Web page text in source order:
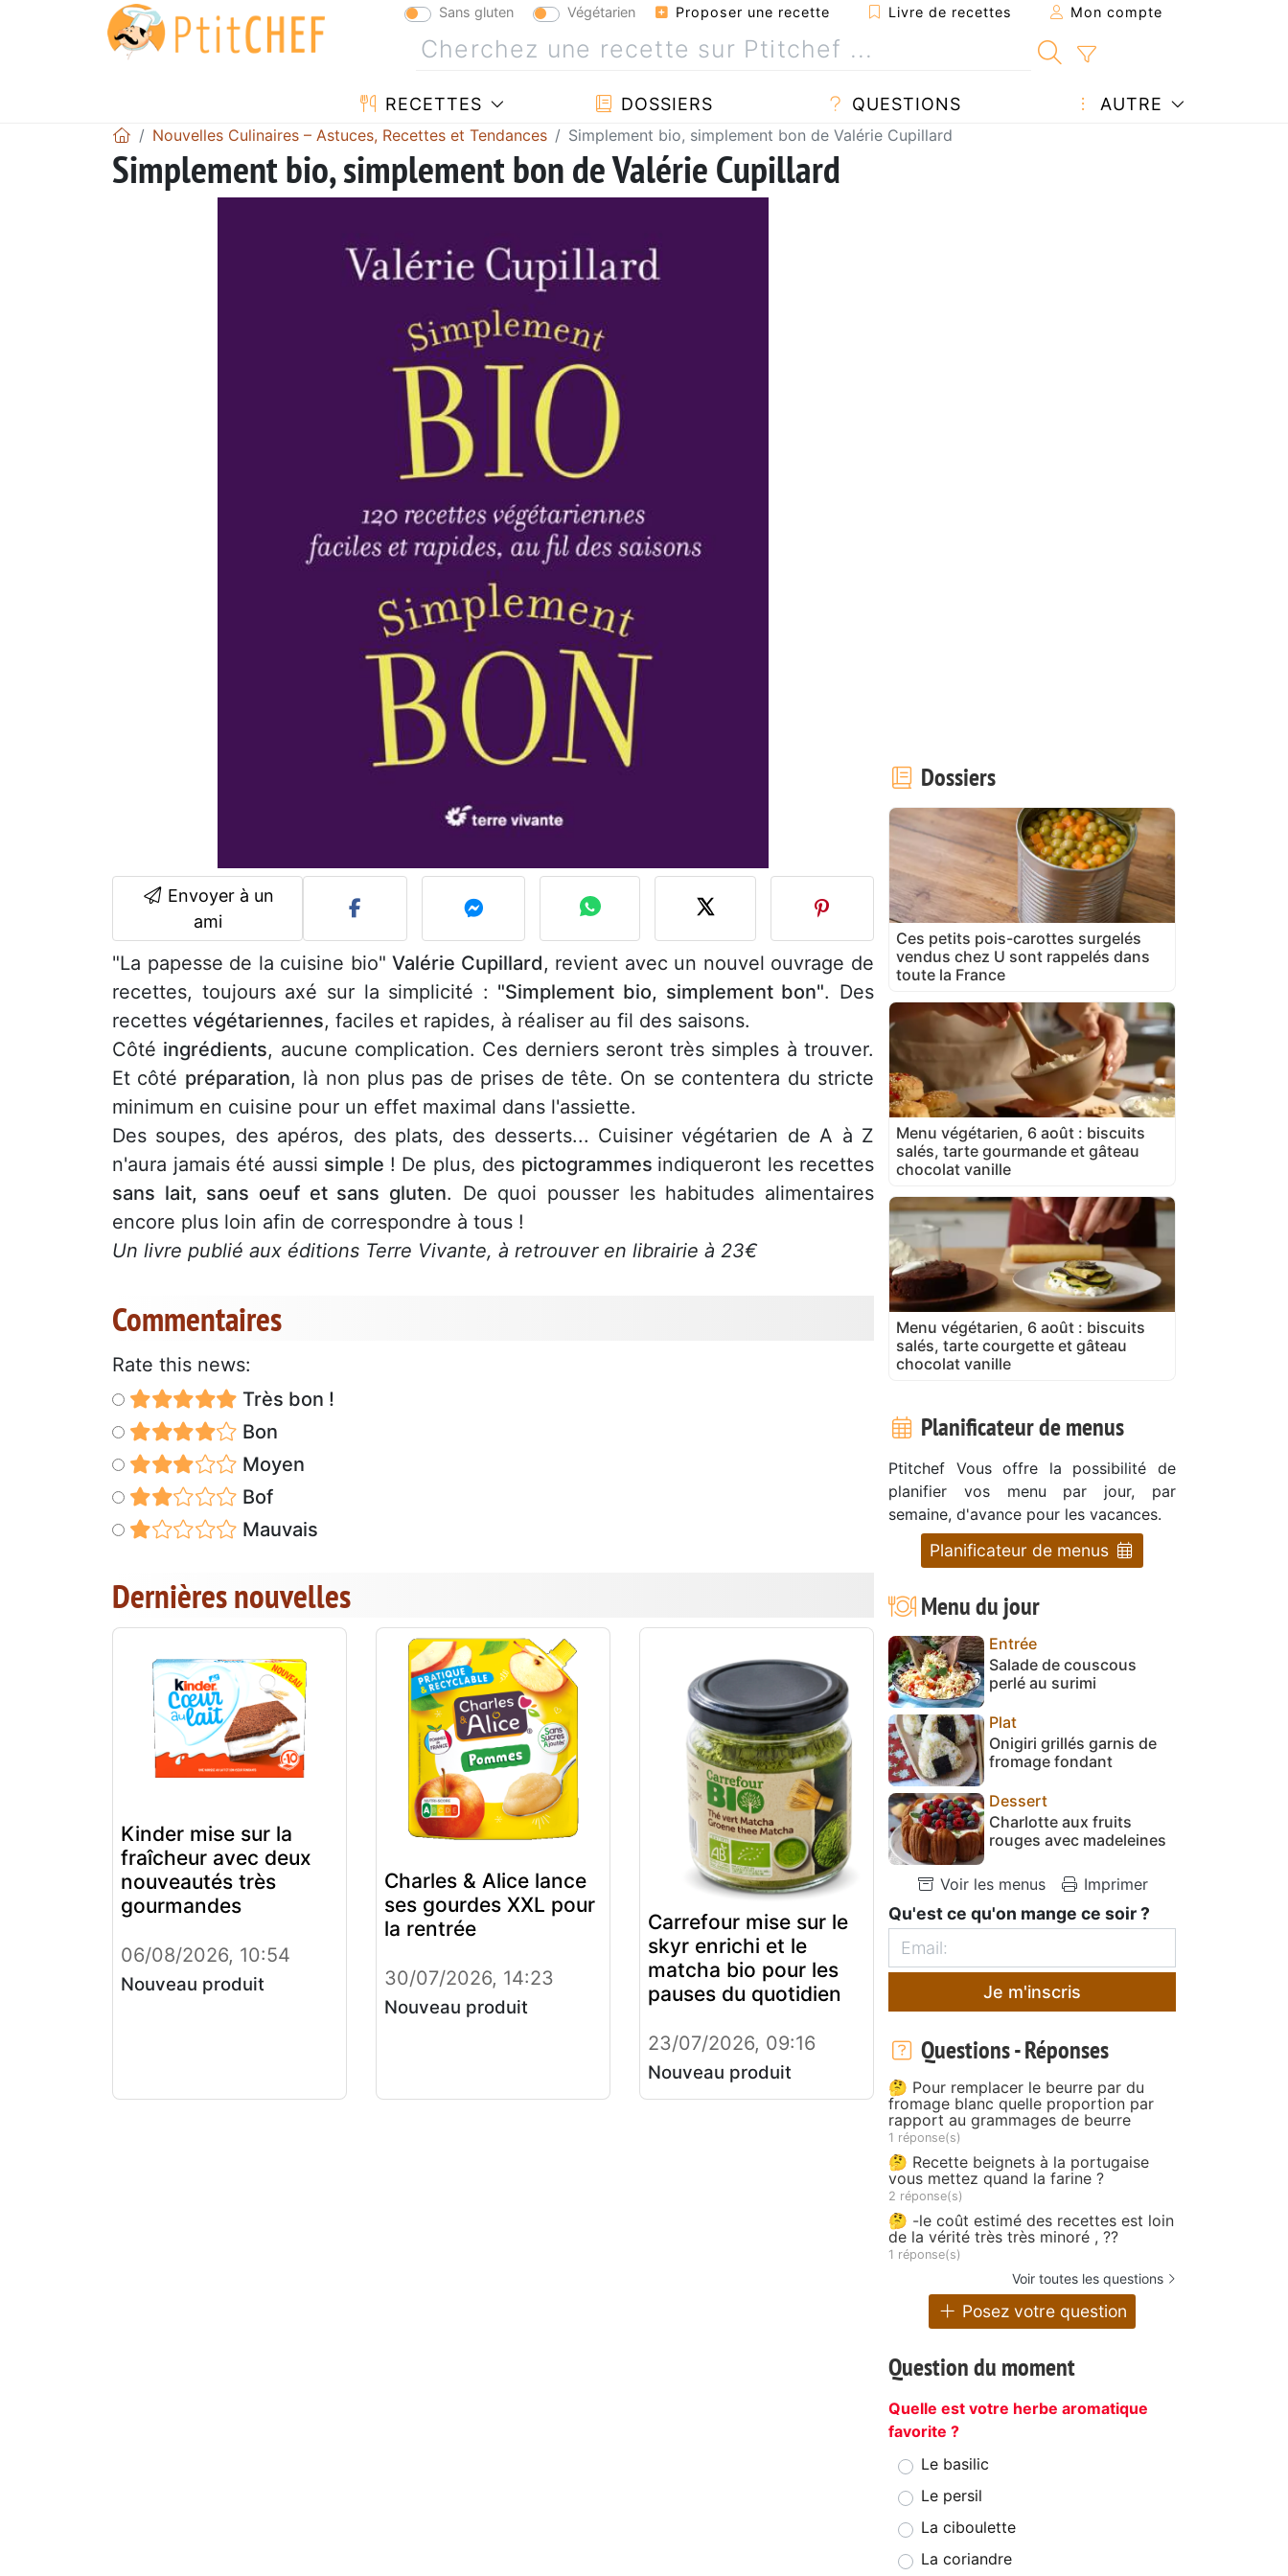
Sans gluten Végétarien Proposer une recette Livre de recettes Mon compte
RECETTES DOSSIERS QUESTIONS AUTRE
Nouvelles Culinaires – Astuces, Recettes et Tendances Simplement bio, simplement bon de Valérie Cupillard
Simplement bio, simplement bon de Valérie Cupillard
Envoyer à un
ami
"La papesse de la cuisine bio"Valérie Cupillard, revient avec un nouvel ouvrage de
recettes, toujours axé sur la simplicité : "Simplement bio, simplement bon". Des
recettes végétariennes, faciles et rapides, à réaliser au fil des saisons.
Côté ingrédients, aucune complication. Ces derniers seront très simples à trouver.
Et côté préparation, là non plus pas de prises de tête. On se contentera du stricte
minimum en cuisine pour un effet maximal dans l'assiette.
Des soupes, des apéros, des plats, des desserts... Cuisiner végétarien de A à Z
n'aura jamais été aussi simple ! De plus, des pictogrammes indiqueront les recettes
sans lait, sans oeuf et sans gluten. De quoi pousser les habitudes alimentaires
encore plus loin afin de correspondre à tous !
Un livre publié aux éditions Terre Vivante, à retrouver en librairie à 23€
Commentaires
Rate this news:
Très bon !
Bon
Moyen
Bof
Mauvais
Dernières nouvelles
Kinder mise sur la
fraîcheur avec deux
nouveautés très
gourmandes
06/08/2026, 10:54
Nouveau produit
Charles & Alice lance
ses gourdes XXL pour
la rentrée
30/07/2026, 14:23
Nouveau produit
Carrefour mise sur le
skyr enrichi et le
matcha bio pour les
pauses du quotidien
23/07/2026, 09:16
Nouveau produit
Dossiers
Ces petits pois-carottes surgelés
vendus chez U sont rappelés dans
toute la France
Menu végétarien, 6 août : biscuits
salés, tarte gourmande et gâteau
chocolat vanille
Menu végétarien, 6 août : biscuits
salés, tarte courgette et gâteau
chocolat vanille
Planificateur de menus
Ptitchef Vous offre la possibilité de
planifier vos menu par jour, par
semaine, d'avance pour les vacances.
Planificateur de menus
Menu du jour
Entrée
Salade de couscous
perlé au surimi
Plat
Onigiri grillés garnis de
fromage fondant
Dessert
Charlotte aux fruits
rouges avec madeleines
Voir les menus Imprimer
Qu'est ce qu'on mange ce soir ?
Je m'inscris
Questions - Réponses
🤔 Pour remplacer le beurre par du
fromage blanc quelle proportion par
rapport au grammages de beurre
1 réponse(s)
🤔 Recette beignets à la portugaise
vous mettez quand la farine ?
2 réponse(s)
🤔 -le coût estimé des recettes est loin
de la vérité très très minoré , ??
1 réponse(s)
Voir toutes les questions
Posez votre question
Question du moment
Quelle est votre herbe aromatique
favorite ?
Le basilic
Le persil
La ciboulette
La coriandre